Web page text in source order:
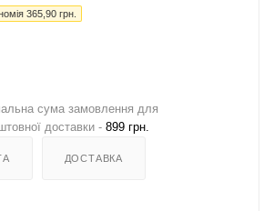
365,90 грн.
сума замовлення для
доставки - 899 грн.
ДОСТАВКА